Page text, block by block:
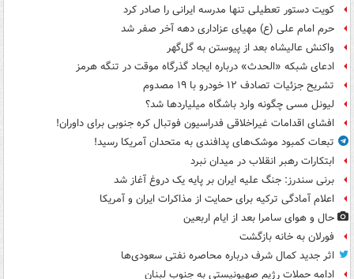
کویت دستور تعطیلی تنها مدرسه ایرانی را صادر کرد
حرم امام علی (ع) مهیای عزاداری دهه آخر صفر شد
واکنش عالیشاه بعد از پیوستن به گل‌گهر
ادعای شبکه «الحدث» درباره ایجاد گذرگاه موقت در تنگه هرمز
تشریح جزئیات تصادف ۱۲ خودرو با ۱۹ مصدوم
لیونل مسی چگونه وارد باشگاه میلیاردها شد؟
افشای اقدامات غیراخلاقی فدراسیون فوتبال کره جنوبی برای داوران!
تبعات کمبود موشک‌های پدافندی به متحدان آمریکا رسید!
ابتکارات رهبر انقلاب در میدان نبرد
برنی سندرز: جنگ علیه ایران بر پایه یک دروغ آغاز شد
اعلام آمادگی ترکیه برای حمایت از مذاکرات ایران و آمریکا
حال و هوای سامرا بعد از ایام اربعین
فورلان به خانه بازگشت
اثر جدید کمال شرف درباره محاصره نفتی سعودی‌ها
ادامه حملات رژیم صهیونیستی به جنوب لبنان